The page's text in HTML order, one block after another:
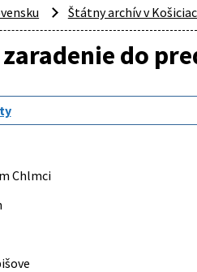
Štátny archív v
zaradenie do
Chlmci